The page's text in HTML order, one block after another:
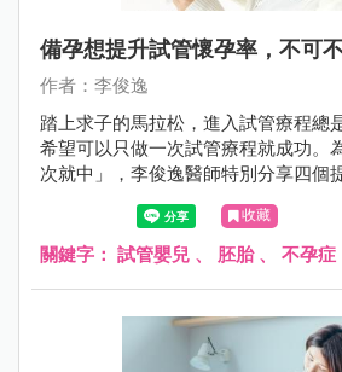
備孕想提升試管懷孕率，不可
作者：李俊逸
踏上求子的馬拉松，進入試管療程總
希望可以只做一次試管療程就成功。
次就中」，李俊逸醫師特別分享四個
訣，一起來看看吧～
收藏
關鍵字： 試管嬰兒 、 胚胎、 不孕症